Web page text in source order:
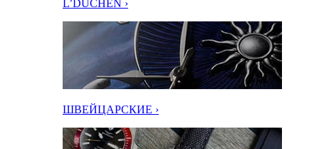
L’DUCHEN ›
ШВЕЙЦАРСКИЕ ›